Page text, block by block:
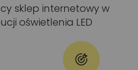
sklep internetowy w
oświetlenia LED